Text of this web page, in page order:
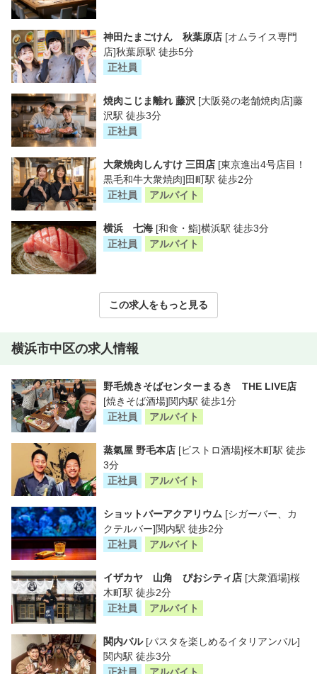
神田たまごけん 秋葉原店 [オムライス専門
店]秋葉原駅 徒歩5分
正社員
焼肉こじま離れ 藤沢 [大阪発の老舗焼肉店]藤
沢駅 徒歩3分
正社員
大衆焼肉しんすけ 三田店 [東京進出4号店目！
黒毛和牛大衆焼肉]田町駅 徒歩2分
正社員
アルバイト
横浜 七海 [和食・鮨]横浜駅 徒歩3分
正社員
アルバイト
この求人をもっと見る
横浜市中区の求人情報
野毛焼きそばセンターまるき THE LIVE店
[焼きそば酒場]関内駅 徒歩1分
正社員
アルバイト
蒸氣屋 野毛本店 [ビストロ酒場]桜木町駅 徒歩
3分
正社員
アルバイト
ショットバーアクアリウム [シガーバー、カ
クテルバー]関内駅 徒歩2分
正社員
アルバイト
イザカヤ 山角 ぴおシティ店 [大衆酒場]桜
木町駅 徒歩2分
正社員
アルバイト
関内バル [パスタを楽しめるイタリアンバル]
関内駅 徒歩3分